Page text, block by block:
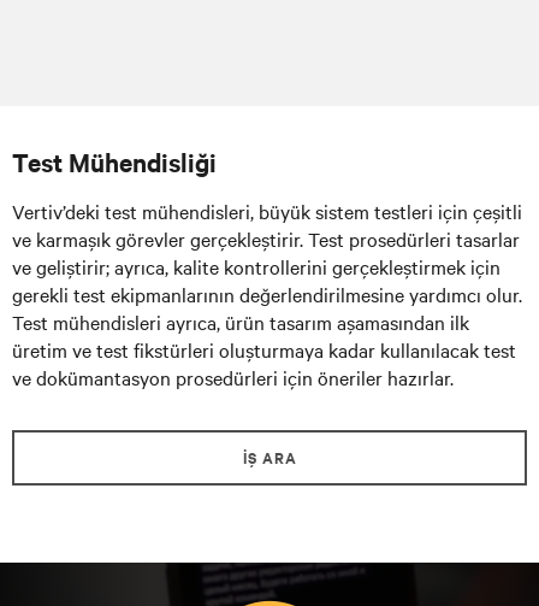
Test Mühendisliği
Vertiv’deki test mühendisleri, büyük sistem testleri için çeşitli
ve karmaşık görevler gerçekleştirir. Test prosedürleri tasarlar
ve geliştirir; ayrıca, kalite kontrollerini gerçekleştirmek için
gerekli test ekipmanlarının değerlendirilmesine yardımcı olur.
Test mühendisleri ayrıca, ürün tasarım aşamasından ilk
üretim ve test fikstürleri oluşturmaya kadar kullanılacak test
ve dokümantasyon prosedürleri için öneriler hazırlar.
İŞ ARA